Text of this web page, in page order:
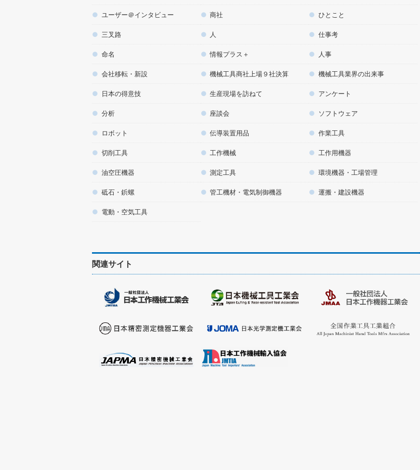
ユーザー＠インタビュー 商社 ひとこと
三叉路 人 仕事考
命名 情報プラス＋ 人事
会社移転・新設 機械工具商社上場９社決算 機械工具業界の出来事
日本の得意技 生産現場を訪ねて アンケート
分析 座談会 ソフトウェア
ロボット 伝導装置用品 作業工具
切削工具 工作機械 工作用機器
油空圧機器 測定工具 環境機器・工場管理
砥石・鋲螺 管工機材・電気制御機器 運搬・建設機器
電動・空気工具
関連サイト